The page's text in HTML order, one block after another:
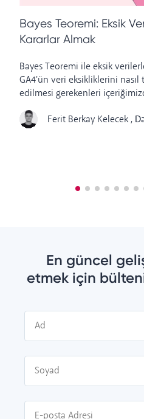
Bayes Teoremi: Eksik
Kararlar Almak
Bayes Teoremi ile eksik
GA4'ün veri eksikliklerini nasıl
edilmesi gerekenleri
Ferit Berkay Kelecek,
En güncel
etmek için